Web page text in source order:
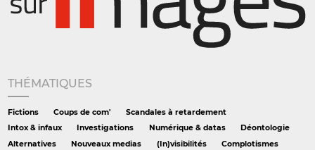
THÉMATIQUES
Fictions Coups de com'
Scandales à retardement
Intox & infaux
Investigations Numérique & datas
Déontologie
Alternatives
Nouveaux medias (In)visibilités
Complotismes